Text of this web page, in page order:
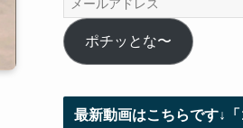
ー
ル
ア
レ
ス
ポチッとな〜
最新動画はこちらです↓